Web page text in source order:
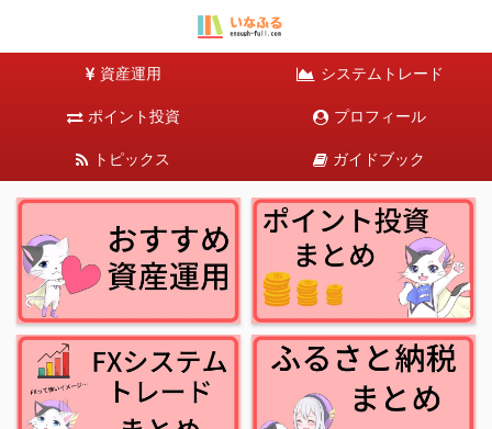
資産運用 システムトレード
ポイント投資 プロフィール
トピックス ガイドブック